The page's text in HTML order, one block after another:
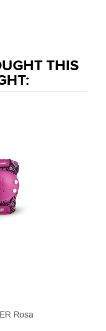
THIS
Rosa